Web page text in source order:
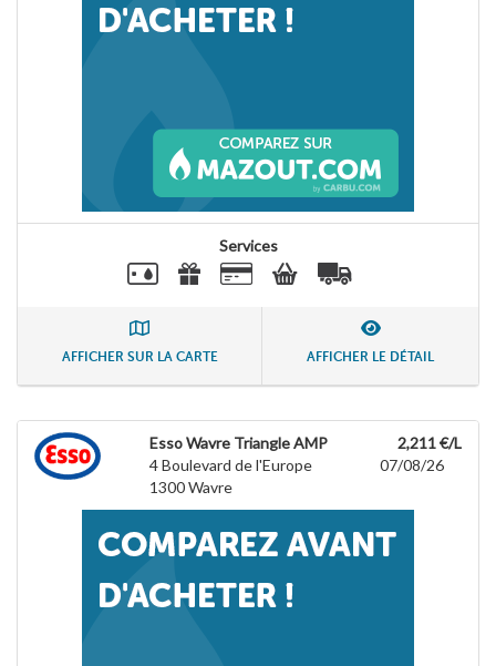
Services
AFFICHER SUR LA CARTE AFFICHER LE DÉTAIL
Esso Wavre Triangle AMP
4 Boulevard de l'Europe
1300Wavre
2,211 €/L
07/08/26